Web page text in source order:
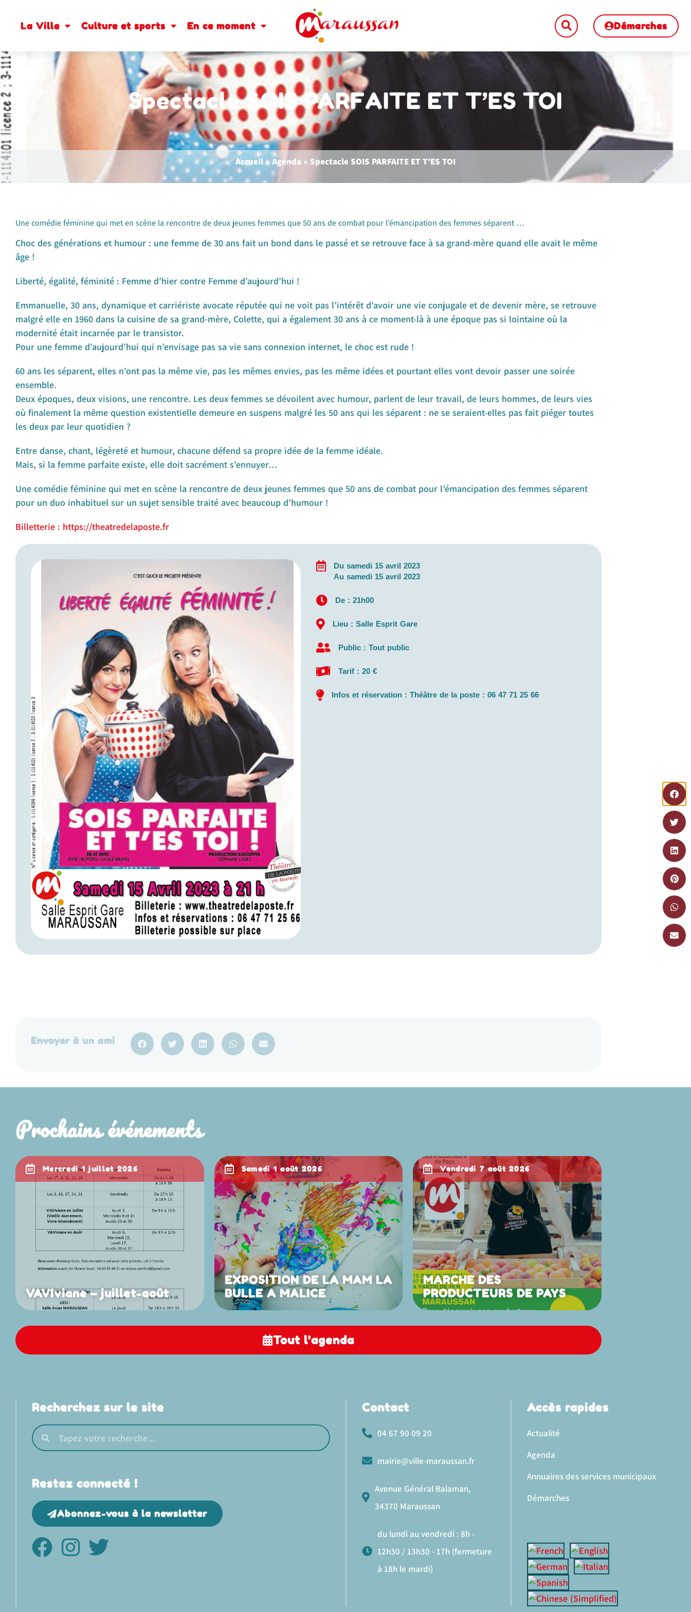
La Ville Culture et sports En ce moment Démarches
Spectacle SOIS PARFAITE ET T’ES TOI
Accueil»Agenda » Spectacle SOIS PARFAITE ET T’ES TOI
Une comédie féminine qui met en scène la rencontre de deux jeunes femmes que 50 ans de combat pour l’émancipation des femmes séparent …
Choc des générations et humour : une femme de 30 ans fait un bond dans le passé et se retrouve face à sa grand-mère quand elle avait le même
âge !
Liberté, égalité, féminité : Femme d’hier contre Femme d’aujourd’hui !
Emmanuelle, 30 ans, dynamique et carriériste avocate réputée qui ne voit pas l’intérêt d’avoir une vie conjugale et de devenir mère, se retrouve
malgré elle en 1960 dans la cuisine de sa grand-mère, Colette, qui a également 30 ans à ce moment-là à une époque pas si lointaine où la
modernité était incarnée par le transistor.
Pour une femme d’aujourd’hui qui n’envisage pas sa vie sans connexion internet, le choc est rude !
60 ans les séparent, elles n’ont pas la même vie, pas les mêmes envies, pas les même idées et pourtant elles vont devoir passer une soirée
ensemble.
Deux époques, deux visions, une rencontre. Les deux femmes se dévoilent avec humour, parlent de leur travail, de leurs hommes, de leurs vies
où finalement la même question existentielle demeure en suspens malgré les 50 ans qui les séparent : ne se seraient-elles pas fait piéger toutes
les deux par leur quotidien ?
Entre danse, chant, légèreté et humour, chacune défend sa propre idée de la femme idéale.
Mais, si la femme parfaite existe, elle doit sacrément s’ennuyer…
Une comédie féminine qui met en scène la rencontre de deux jeunes femmes que 50 ans de combat pour l’émancipation des femmes séparent
pour un duo inhabituel sur un sujet sensible traité avec beaucoup d’humour !
Billetterie : https://theatredelaposte.fr
Du samedi 15 avril 2023
Au samedi 15 avril 2023
De : 21h00
Lieu : Salle Esprit Gare
Public : Tout public
Tarif : 20 €
Infos et réservation : Théâtre de la poste : 06 47 71 25 66
Envoyer à un ami
Prochains événements
mercredi 1 juillet 2026
VAVIviane – juillet-août
samedi 1 août 2026
EXPOSITION DE LA MAM LA
BULLE A MALICE
vendredi 7 août 2026
MARCHE DES
PRODUCTEURS DE PAYS
Tout l'agenda
Recherchez sur le site
Restez connecté !
Abonnez-vous à la newsletter
Contact
04 67 90 09 20
mairie@ville-maraussan.fr
Avenue Général Balaman,
34370 Maraussan
du lundi au vendredi : 8h -
12h30 / 13h30 - 17h (fermeture
à 18h le mardi)
Accès rapides
Actualité
Agenda
Annuaires des services municipaux
Démarches